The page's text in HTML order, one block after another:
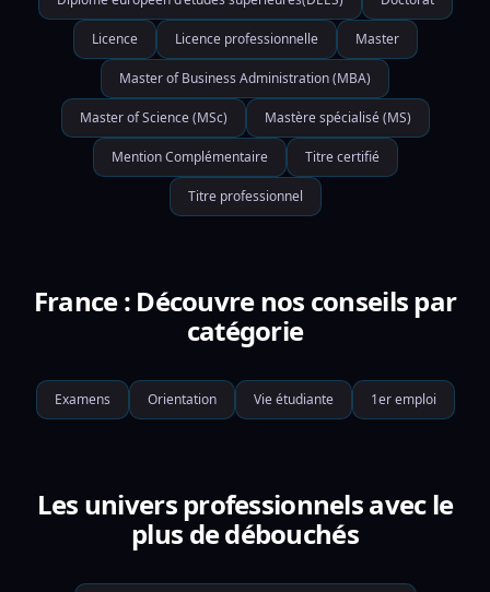
Licence Licence professionnelle Master
Master of Business Administration (MBA)
Master of Science (MSc) Mastère spécialisé (MS)
Mention Complémentaire Titre certifié
Titre professionnel
France : Découvre nos conseils par
catégorie
Examens Orientation Vie étudiante 1er emploi
Les univers professionnels avec le
plus de débouchés